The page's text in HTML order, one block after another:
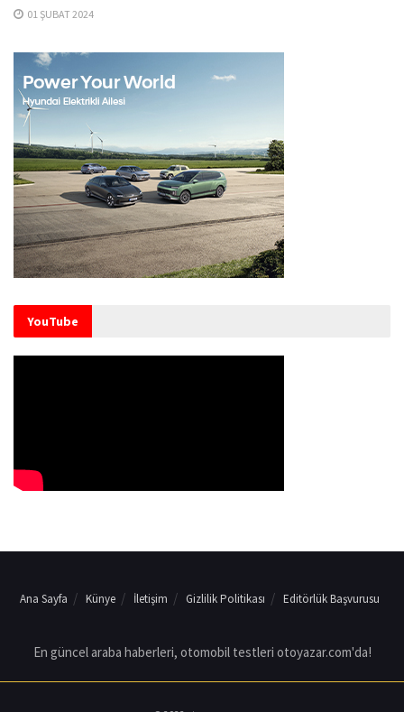
01 ŞUBAT 2024
YouTube
Ana Sayfa Künye İletişim Gizlilik Politikası Editörlük Başvurusu
En güncel araba haberleri, otomobil testleri otoyazar.com'da!